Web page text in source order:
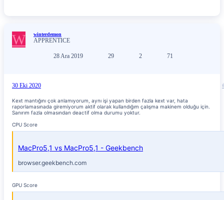
W winterdemon
APPRENTICE
28 Ara 2019 29 2 71
30 Eki 2020
Kext mantığını çok anlamıyorum, aynı işi yapan birden fazla kext var, hata
raporlamasınada giremiyorum aktif olarak kullandığım çalışma makinem olduğu için.
Sanırım fazla olmasından deactif olma durumu yoktur.
CPU Score
MacPro5,1 vs MacPro5,1 - Geekbench
browser.geekbench.com
GPU Score